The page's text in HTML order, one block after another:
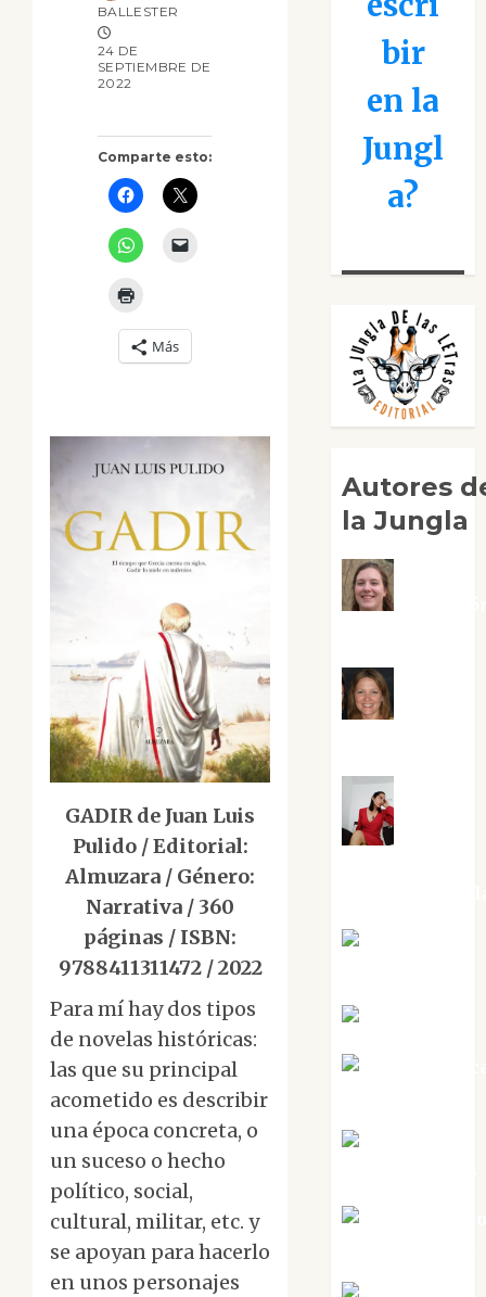
Comparte esto:
Más
BALLESTER
24 DE
SEPTIEMBRE DE
2022
GADIR de Juan Luis
Pulido / Editorial:
Almuzara / Género:
Narrativa / 360
páginas / ISBN:
9788411311472 / 2022
Para mí hay dos tipos
de novelas históricas:
las que su principal
acometido es describir
una época concreta, o
un suceso o hecho
político, social,
cultural, militar, etc. y
se apoyan para hacerlo
en unos personajes
bir
en la
Jungl
a?
Autores
la Jungla